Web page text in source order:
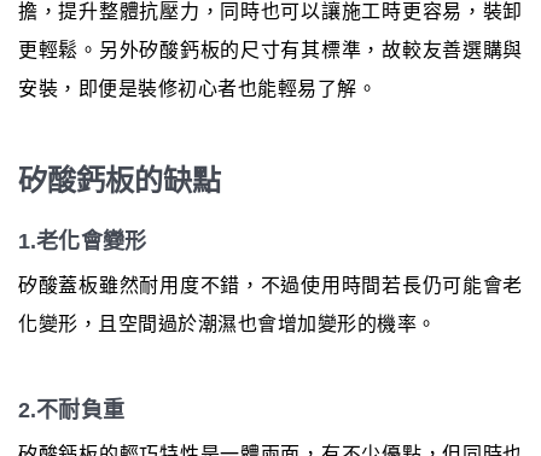
擔，提升整體抗壓力，同時也可以讓施工時更容易，裝卸
更輕鬆。另外矽酸鈣板的尺寸有其標準，故較友善選購與
安裝，即便是裝修初心者也能輕易了解。
矽酸鈣板的缺點
1.老化會變形
矽酸蓋板雖然耐用度不錯，不過使用時間若長仍可能會老
化變形，且空間過於潮濕也會增加變形的機率。
2.不耐負重